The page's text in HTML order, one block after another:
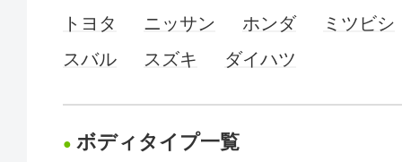
トヨタ ニッサン ホンダ
ミツビシ
スバル
スズキ ダイハツ
ボディタイプ一覧